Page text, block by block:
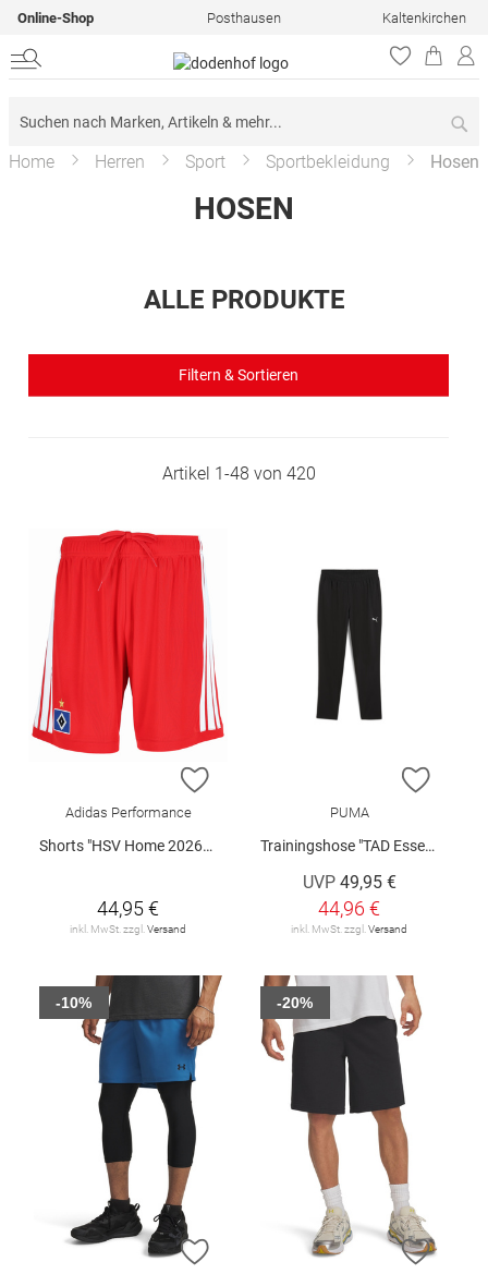
Online-Shop Posthausen Kaltenkirchen
Home Herren Sport Sportbekleidung Hosen
HOSEN
ALLE PRODUKTE
Filtern & Sortieren
Artikel 1-48 von 420
ZUR WUNSCHLISTE HINZUFÜGEN
Adidas Performance
Shorts "HSV Home 2026/2027"
44,95 €
inkl. MwSt. zzgl. Versand
ZUR
PUMA
Trainingshose "TAD Essentials"
UVP 49,95 €
44,96 €
inkl. MwSt. zzgl. Versand
ZUR WUNSCHLISTE HINZUFÜGEN
-10%
ZUR
-20%